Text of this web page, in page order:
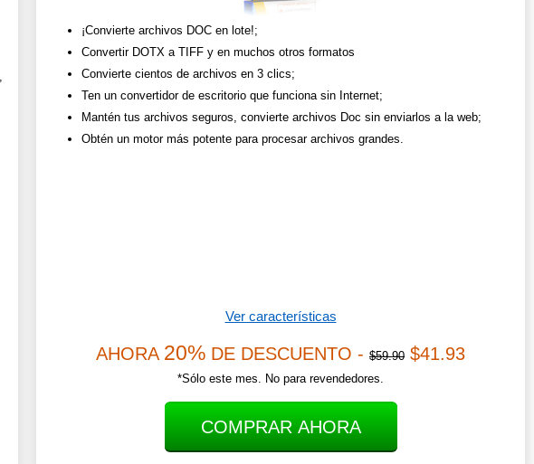
¡Convierte archivos DOC en lote!;
Convertir DOTX a TIFF y en muchos otros formatos
Convierte cientos de archivos en 3 clics;
Ten un convertidor de escritorio que funciona sin Internet;
Mantén tus archivos seguros, convierte archivos Doc sin enviarlos a la web;
Obtén un motor más potente para procesar archivos grandes.
Ver características
AHORA 20% DE DESCUENTO - $59.90 $41.93
*Sólo este mes. No para revendedores.
COMPRAR AHORA